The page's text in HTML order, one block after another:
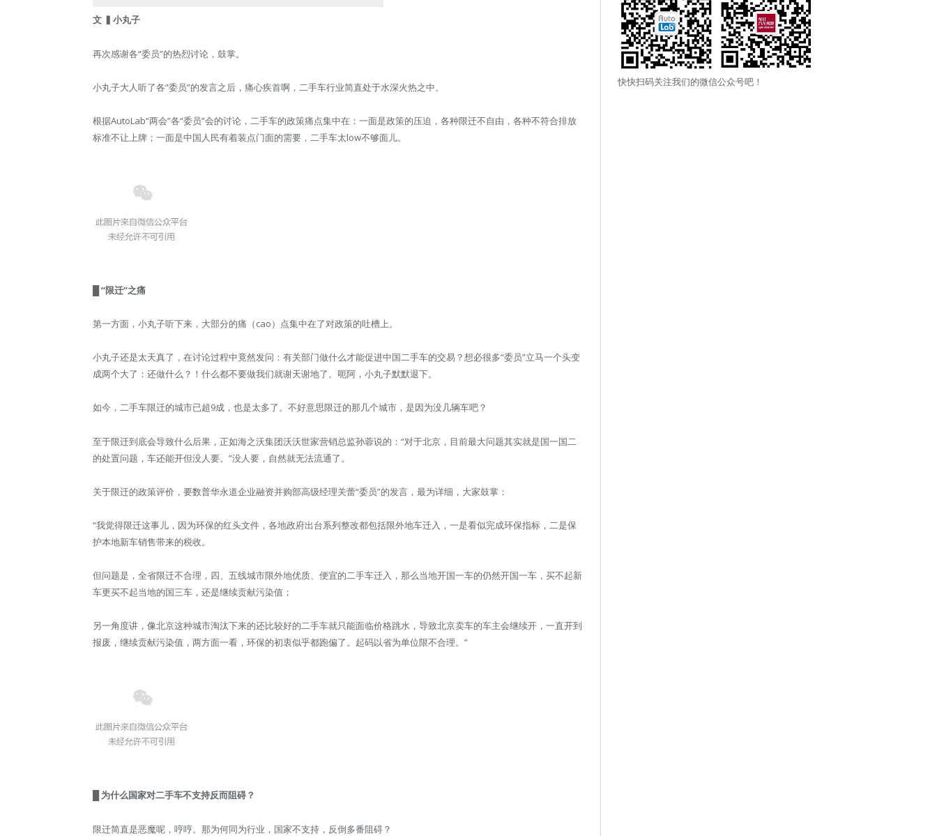
文 ▍小丸子
再次感谢各“委员”的热烈讨论，鼓掌。
小丸子大人听了各“委员”的发言之后，痛心疾首啊，二手车行业简直处于水深火热之中。
根据AutoLab“两会”各“委员”会的讨论，二手车的政策痛点集中在：一面是政策的压迫，各种限迁不自由，各种不符合排放
标准不让上牌；一面是中国人民有着装点门面的需要，二手车太low不够面儿。
█ “限迁”之痛
第一方面，小丸子听下来，大部分的痛（cao）点集中在了对政策的吐槽上。
小丸子还是太天真了，在讨论过程中竟然发问：有关部门做什么才能促进中国二手车的交易？想必很多“委员”立马一个头变
成两个大了：还做什么？！什么都不要做我们就谢天谢地了。呃阿，小丸子默默退下。
如今，二手车限迁的城市已超9成，也是太多了。不好意思限迁的那几个城市，是因为没几辆车吧？
至于限迁到底会导致什么后果，正如海之沃集团沃沃世家营销总监孙蓉说的：“对于北京，目前最大问题其实就是国一国二
的处置问题，车还能开但没人要。”没人要，自然就无法流通了。
关于限迁的政策评价，要数普华永道企业融资并购部高级经理关蕾“委员”的发言，最为详细，大家鼓掌：
“我觉得限迁这事儿，因为环保的红头文件，各地政府出台系列整改都包括限外地车迁入，一是看似完成环保指标，二是保
护本地新车销售带来的税收。
但问题是，全省限迁不合理，四、五线城市限外地优质、便宜的二手车迁入，那么当地开国一车的仍然开国一车，买不起新
车更买不起当地的国三车，还是继续贡献污染值；
另一角度讲，像北京这种城市淘汰下来的还比较好的二手车就只能面临价格跳水，导致北京卖车的车主会继续开，一直开到
报废，继续贡献污染值，两方面一看，环保的初衷似乎都跑偏了。起码以省为单位限不合理。”
█ 为什么国家对二手车不支持反而阻碍？
限迁简直是恶魔呢，哼哼。那为何同为行业，国家不支持，反倒多番阻碍？
快快扫码关注我们的微信公众号吧！